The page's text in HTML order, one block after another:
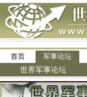
首页 军事论坛
世界军事论坛